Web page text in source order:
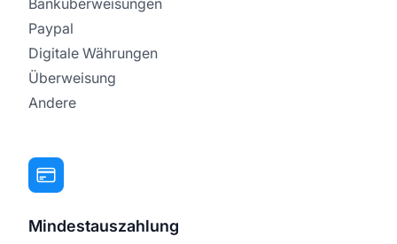
Paypal
Digitale Währungen
Überweisung
Andere
Mindestauszahlung